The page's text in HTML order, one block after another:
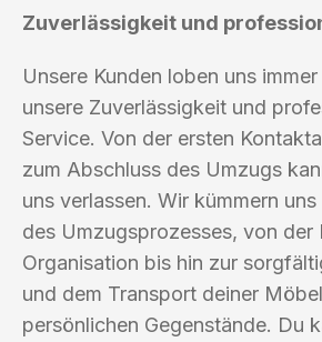
Zuverlässigkeit und
Unsere Kunden loben uns
unsere Zuverlässigkeit und
Service. Von der ersten
zum Abschluss des Umzugs
uns verlassen. Wir kümmern
des Umzugsprozesses, von der
Organisation bis hin zur
und dem Transport deiner
persönlichen Gegenstände. Du